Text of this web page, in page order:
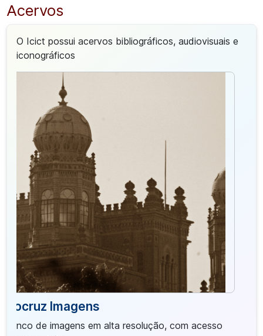
Acervos
O Icict possui acervos bibliográficos, audiovisuais e
iconográficos
Fiocruz Imagens
Banco de imagens em alta resolução, com acesso